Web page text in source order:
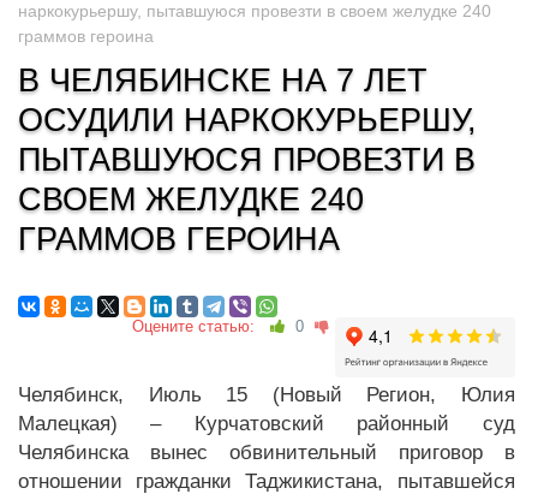
наркокурьершу, пытавшуюся провезти в своем желудке 240
граммов героина
В ЧЕЛЯБИНСКЕ НА 7 ЛЕТ
ОСУДИЛИ НАРКОКУРЬЕРШУ,
ПЫТАВШУЮСЯ ПРОВЕЗТИ В
СВОЕМ ЖЕЛУДКЕ 240
ГРАММОВ ГЕРОИНА
Оцените статью: 0
Челябинск, Июль 15 (Новый Регион, Юлия
Малецкая) – Курчатовский районный суд
Челябинска вынес обвинительный приговор в
отношении гражданки Таджикистана, пытавшейся